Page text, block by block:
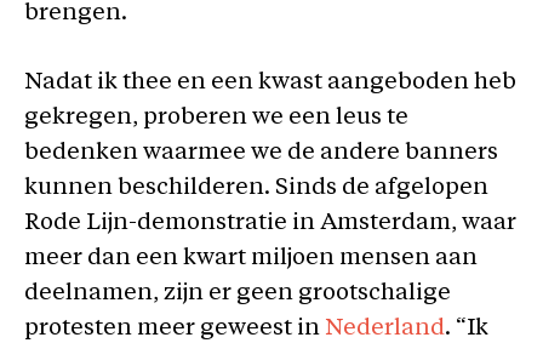
brengen.
Nadat ik thee en een kwast aangeboden heb
gekregen, proberen we een leus te
bedenken waarmee we de andere banners
kunnen beschilderen. Sinds de afgelopen
Rode Lijn-demonstratie in Amsterdam, waar
meer dan een kwart miljoen mensen aan
deelnamen, zijn er geen grootschalige
protesten meer geweest in Nederland. “Ik